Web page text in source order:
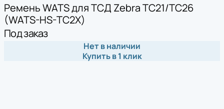
Ремень WATS для ТСД Zebra TC21/TC26
(WATS-HS-TC2X)
Под заказ
Нет в наличии
Купить в 1 клик